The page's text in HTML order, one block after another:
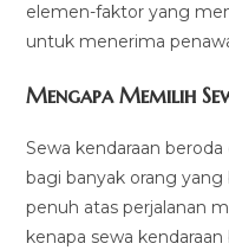
elemen-faktor yang
untuk menerima
Mengapa Memilih
Sewa kendaraan
bagi banyak orang
penuh atas perjalanan
kenapa sewa